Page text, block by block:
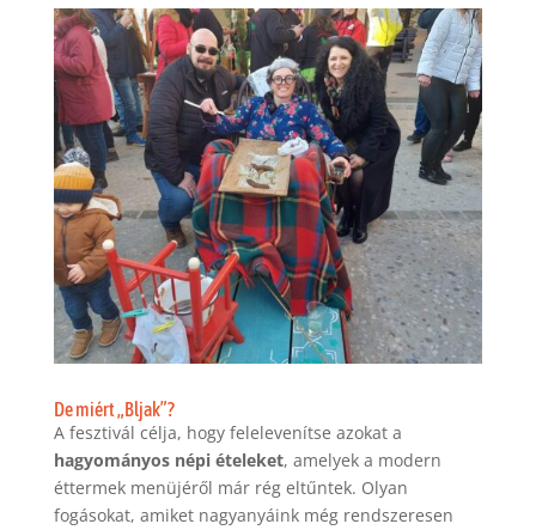
De miért „Bljak”?
A fesztivál célja, hogy felelevenítse azokat a
hagyományos népi ételeket, amelyek a modern
éttermek menüjéről már rég eltűntek. Olyan
fogásokat, amiket nagyanyáink még rendszeresen